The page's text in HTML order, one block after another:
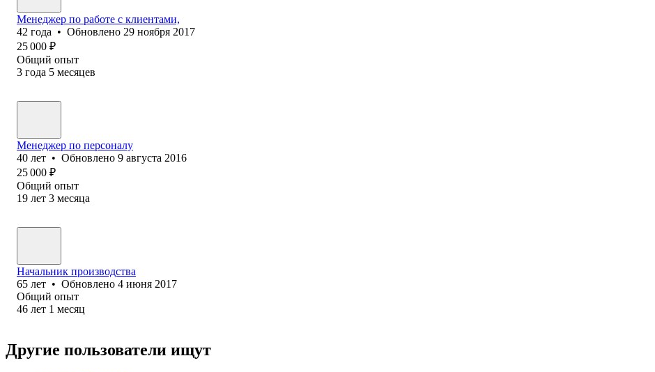
Менеджер по работе с клиентами,
42 года • Обновлено 29 ноября 2017
25 000 ₽
Общий опыт
3 года 5 месяцев
Менеджер по персоналу
40 лет • Обновлено 9 августа 2016
25 000 ₽
Общий опыт
19 лет 3 месяца
Начальник производства
65 лет • Обновлено 4 июня 2017
Общий опыт
46 лет 1 месяц
Другие пользователи ищут